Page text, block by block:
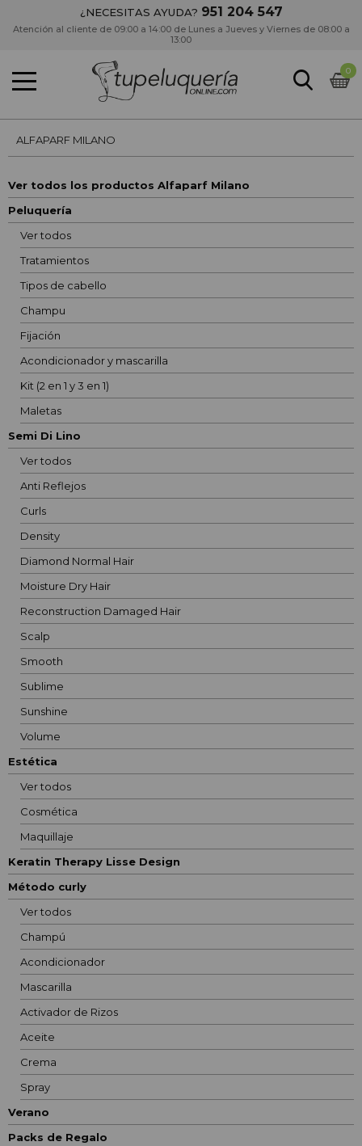
¿NECESITAS AYUDA? 951 204 547
Atención al cliente de 09:00 a 14:00 de Lunes a Jueves y Viernes de 08:00 a
13:00
0
ALFAPARF MILANO
Ver todos los productos Alfaparf Milano
Peluquería
Ver todos
Tratamientos
Tipos de cabello
Champu
Fijación
Acondicionador y mascarilla
Kit (2 en 1 y 3 en 1)
Maletas
Semi Di Lino
Ver todos
Anti Reflejos
Curls
Density
Diamond Normal Hair
Moisture Dry Hair
Reconstruction Damaged Hair
Scalp
Smooth
Sublime
Sunshine
Volume
Estética
Ver todos
Cosmética
Maquillaje
Keratin Therapy Lisse Design
Método curly
Ver todos
Champú
Acondicionador
Mascarilla
Activador de Rizos
Aceite
Crema
Spray
Verano
Packs de Regalo